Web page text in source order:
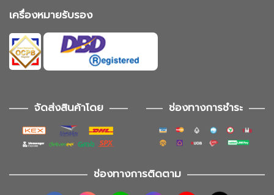
เครื่องหมายรับรอง
จัดส่งสินค้าโดย ช่องทางการชำระ
ช่องทางการติดตาม